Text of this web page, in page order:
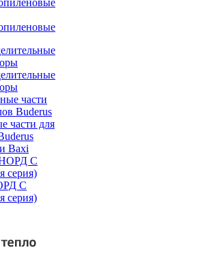
части для
Baxi
С
серия)